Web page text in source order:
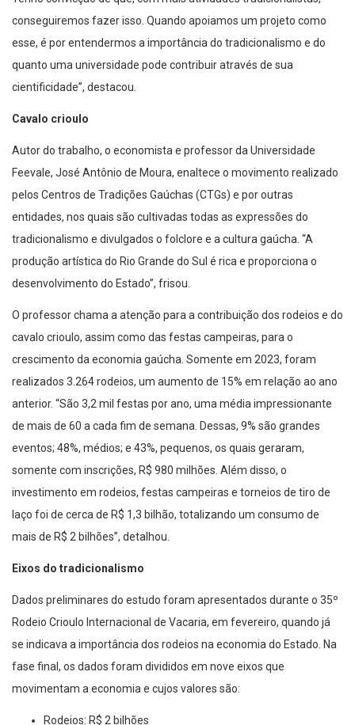
conseguiremos fazer isso. Quando apoiamos um projeto como
esse, é por entendermos a importância do tradicionalismo e do
quanto uma universidade pode contribuir através de sua
cientificidade”, destacou.
Cavalo crioulo
Autor do trabalho, o economista e professor da Universidade
Feevale, José Antônio de Moura, enaltece o movimento realizado
pelos Centros de Tradições Gaúchas (CTGs) e por outras
entidades, nos quais são cultivadas todas as expressões do
tradicionalismo e divulgados o folclore e a cultura gaúcha. “A
produção artística do Rio Grande do Sul é rica e proporciona o
desenvolvimento do Estado”, frisou.
O professor chama a atenção para a contribuição dos rodeios e do
cavalo crioulo, assim como das festas campeiras, para o
crescimento da economia gaúcha. Somente em 2023, foram
realizados 3.264 rodeios, um aumento de 15% em relação ao ano
anterior. “São 3,2 mil festas por ano, uma média impressionante
de mais de 60 a cada fim de semana. Dessas, 9% são grandes
eventos; 48%, médios; e 43%, pequenos, os quais geraram,
somente com inscrições, R$ 980 milhões. Além disso, o
investimento em rodeios, festas campeiras e torneios de tiro de
laço foi de cerca de R$ 1,3 bilhão, totalizando um consumo de
mais de R$ 2 bilhões”, detalhou.
Eixos do tradicionalismo
Dados preliminares do estudo foram apresentados durante o 35º
Rodeio Crioulo Internacional de Vacaria, em fevereiro, quando já
se indicava a importância dos rodeios na economia do Estado. Na
fase final, os dados foram divididos em nove eixos que
movimentam a economia e cujos valores são:
Rodeios: R$ 2 bilhões